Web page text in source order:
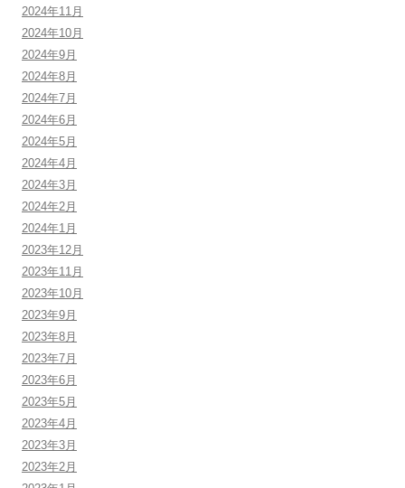
2024年11月
2024年10月
2024年9月
2024年8月
2024年7月
2024年6月
2024年5月
2024年4月
2024年3月
2024年2月
2024年1月
2023年12月
2023年11月
2023年10月
2023年9月
2023年8月
2023年7月
2023年6月
2023年5月
2023年4月
2023年3月
2023年2月